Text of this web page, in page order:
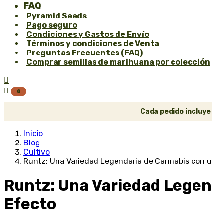
FAQ
Pyramid Seeds
Pago seguro
Condiciones y Gastos de Envío
Términos y condiciones de Venta
Preguntas Frecuentes (FAQ)
Comprar semillas de marihuana por colección


0
Cada pedido
Inicio
Blog
Cultivo
Runtz: Una Variedad Legendaria de Cannabis con
Runtz: Una Variedad
Efecto